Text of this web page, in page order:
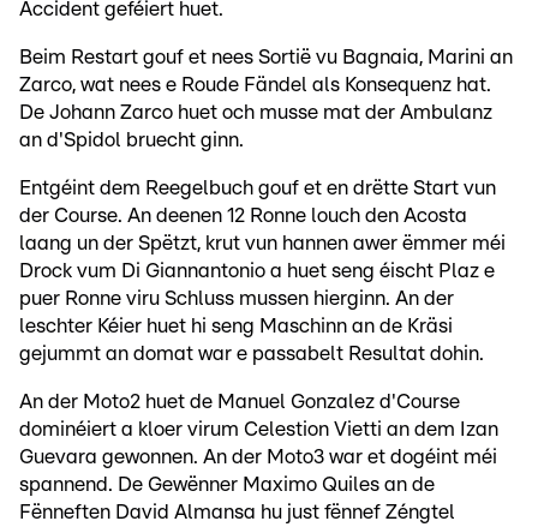
Accident geféiert huet.
Beim Restart gouf et nees Sortië vu Bagnaia, Marini an
Zarco, wat nees e Roude Fändel als Konsequenz hat.
De Johann Zarco huet och musse mat der Ambulanz
an d'Spidol bruecht ginn.
Entgéint dem Reegelbuch gouf et en drëtte Start vun
der Course. An deenen 12 Ronne louch den Acosta
laang un der Spëtzt, krut vun hannen awer ëmmer méi
Drock vum Di Giannantonio a huet seng éischt Plaz e
puer Ronne viru Schluss mussen hierginn. An der
leschter Kéier huet hi seng Maschinn an de Kräsi
gejummt an domat war e passabelt Resultat dohin.
An der Moto2 huet de Manuel Gonzalez d'Course
dominéiert a kloer virum Celestion Vietti an dem Izan
Guevara gewonnen. An der Moto3 war et dogéint méi
spannend. De Gewënner Maximo Quiles an de
Fënneften David Almansa hu just fënnef Zéngtel